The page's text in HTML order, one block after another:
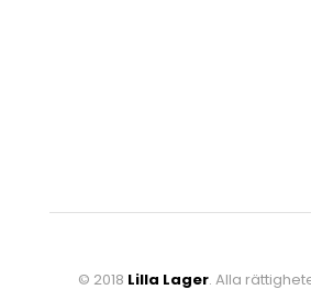
© 2018 Lilla Lager. Alla